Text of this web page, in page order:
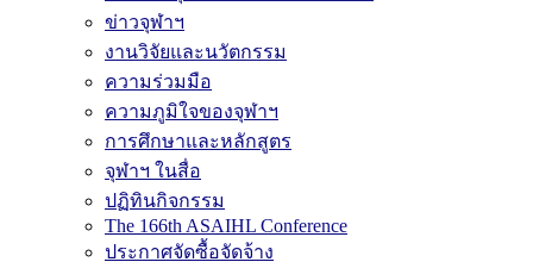
ข่าวจุฬาฯ
งานวิจัยและนวัตกรรม
ความร่วมมือ
ความภูมิใจของจุฬาฯ
การศึกษาและหลักสูตร
จุฬาฯ ในสื่อ
ปฏิทินกิจกรรม
The 166th ASAIHL Conference
ประกาศจัดซื้อจัดจ้าง